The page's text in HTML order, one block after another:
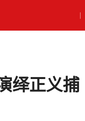
｜
绎正义捕